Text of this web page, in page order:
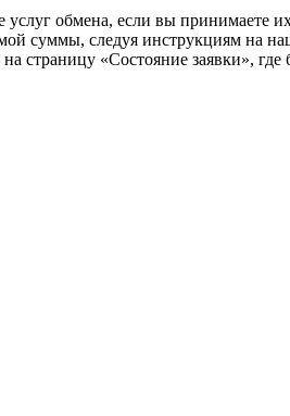
обмена, если вы принимаете
суммы, следуя инструкциям на
«Состояние заявки», где